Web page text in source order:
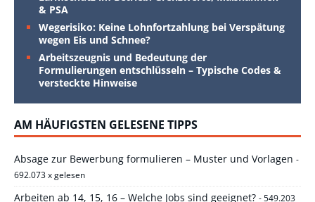
& PSA
Wegerisiko: Keine Lohnfortzahlung bei Verspätung
wegen Eis und Schnee?
Arbeitszeugnis und Bedeutung der
Formulierungen entschlüsseln – Typische Codes &
versteckte Hinweise
AM HÄUFIGSTEN GELESENE TIPPS
Absage zur Bewerbung formulieren – Muster und Vorlagen -
692.073 x gelesen
Arbeiten ab 14, 15, 16 – Welche Jobs sind geeignet? - 549.203